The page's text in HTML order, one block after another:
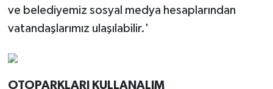
ve belediyemiz sosyal medya hesaplarından
vatandaşlarımız ulaşılabilir.'
OTOPARKLARI KULLANALIM